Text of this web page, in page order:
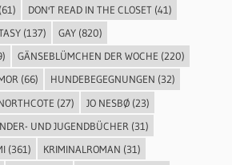
(61) DON'T READ IN THE CLOSET(41)
(137) GAY(820)
GÄNSEBLÜMCHEN DER WOCHE (220)
(66) HUNDEBEGEGNUNGEN (32)
(27) JO NESBØ(23)
UND JUGENDBÜCHER (31)
(361) KRIMINALROMAN (31)